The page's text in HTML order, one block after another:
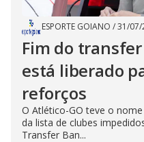
ESPORTE GOIANO /31/07/
Fim do
está liberado
reforços
O Atlético-GO teve o
da lista de clubes
Transfer Ban...